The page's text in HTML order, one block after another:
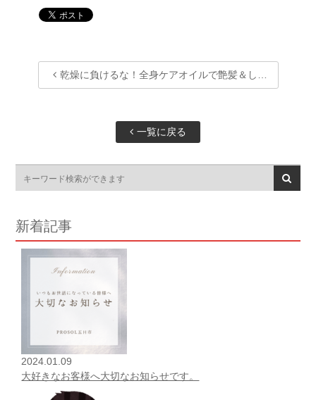
乾燥に負けるな！全身ケアオイルで艶髪＆し…
一覧に戻る
新着記事
2024.01.09
大好きなお客様へ大切なお知らせです。